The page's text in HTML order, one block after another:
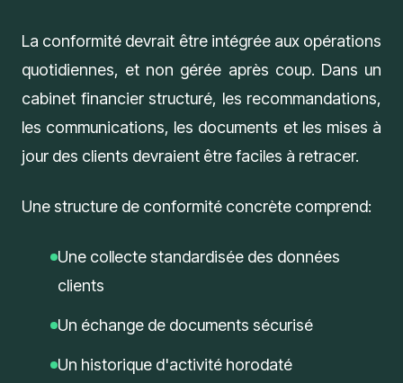
La conformité devrait être intégrée aux opérations
quotidiennes, et non gérée après coup. Dans un
cabinet financier structuré, les recommandations,
les communications, les documents et les mises à
jour des clients devraient être faciles à retracer.
Une structure de conformité concrète comprend:
Une collecte standardisée des données
clients
Un échange de documents sécurisé
Un historique d'activité horodaté